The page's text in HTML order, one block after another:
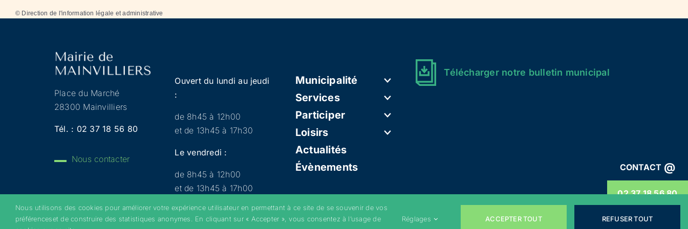
CONTACT @
02 37 18 56 80
© Direction de l'information légale et administrative
Place du Marché
28300 Mainvilliers
Tél. : 02 37 18 56 80
Nous contacter
Ouvert du lundi au jeudi
:
de 8h45 à 12h00
et de 13h45 à 17h30
Le vendredi :
de 8h45 à 12h00
et de 13h45 à 17h00
Municipalité
Services
Participer
Loisirs
Actualités
Évènements
Télécharger notre bulletin municipal
Copyright 2022 © Mainvilliers – Tous droits réservés –Mentions légales– Politique de confidentialité– Cookies–Conditions générales
Nous utilisons des cookies pour améliorer votre expérience utilisateur en permettant à ce site de se souvenir de vos
préférenceset de construire des statistiques anonymes. En cliquant sur « Accepter », vous consentez à l’usage de
Réglages ACCEPTER TOUT REFUSER TOUT